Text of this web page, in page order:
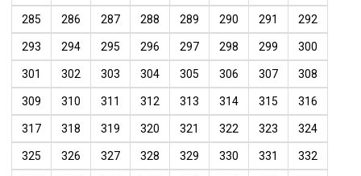
285 286 287 288 289 290 291 292
293 294 295 296 297 298 299 300
301 302 303 304 305 306 307 308
309 310 311 312 313 314 315 316
317 318 319 320 321 322 323 324
325 326 327 328 329 330 331 332